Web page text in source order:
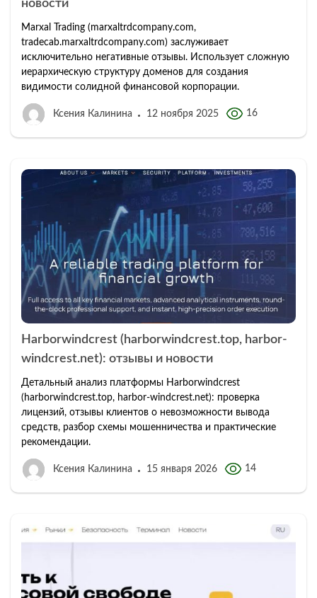
новости
Marxal Trading (marxaltrdcompany.com,
tradecab.marxaltrdcompany.com) заслуживает
исключительно негативные отзывы. Использует сложную
иерархическую структуру доменов для создания
видимости солидной финансовой корпорации.
Ксения Калинина 12 ноября 2025 16
Harborwindcrest (harborwindcrest.top, harbor-
windcrest.net): отзывы и новости
Детальный анализ платформы Harborwindcrest
(harborwindcrest.top, harbor-windcrest.net): проверка
лицензий, отзывы клиентов о невозможности вывода
средств, разбор схемы мошенничества и практические
рекомендации.
Ксения Калинина 15 января 2026 14